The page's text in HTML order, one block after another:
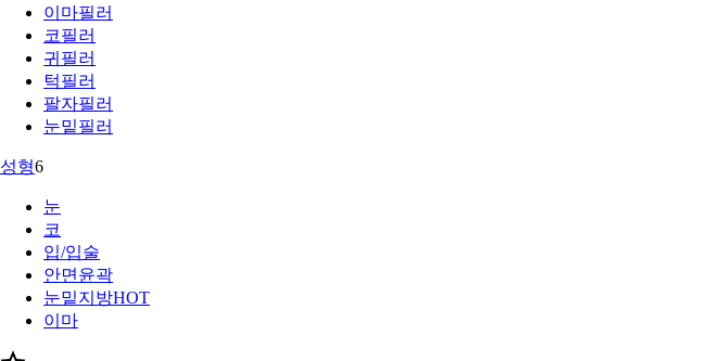
이마필러
코필러
귀필러
턱필러
팔자필러
눈밑필러
성형6
눈
코
입/입술
안면윤곽
눈밑지방HOT
이마